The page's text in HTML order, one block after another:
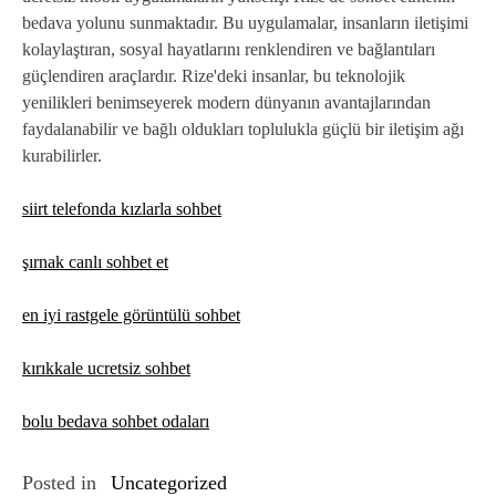
bedava yolunu sunmaktadır. Bu uygulamalar, insanların iletişimi
kolaylaştıran, sosyal hayatlarını renklendiren ve bağlantıları
güçlendiren araçlardır. Rize'deki insanlar, bu teknolojik
yenilikleri benimseyerek modern dünyanın avantajlarından
faydalanabilir ve bağlı oldukları toplulukla güçlü bir iletişim ağı
kurabilirler.
siirt telefonda kızlarla sohbet
şırnak canlı sohbet et
en iyi rastgele görüntülü sohbet
kırıkkale ucretsiz sohbet
bolu bedava sohbet odaları
Posted in Uncategorized